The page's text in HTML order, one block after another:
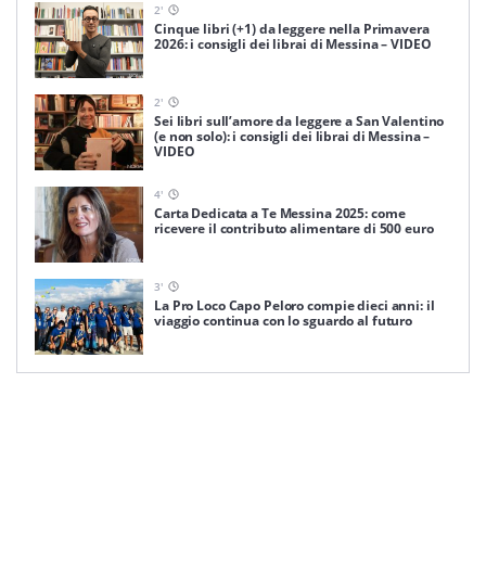
2'
Cinque libri (+1) da leggere nella Primavera
2026: i consigli dei librai di Messina – VIDEO
2'
Sei libri sull’amore da leggere a San Valentino
(e non solo): i consigli dei librai di Messina –
VIDEO
4'
Carta Dedicata a Te Messina 2025: come
ricevere il contributo alimentare di 500 euro
3'
La Pro Loco Capo Peloro compie dieci anni: il
viaggio continua con lo sguardo al futuro